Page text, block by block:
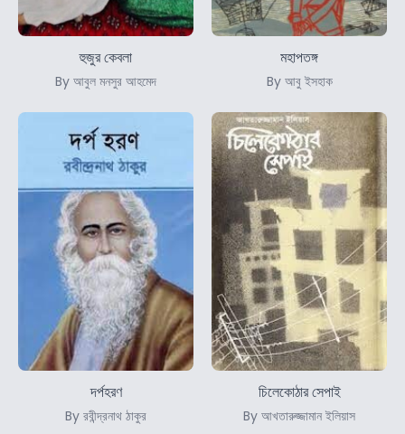
হুজুর কেবলা
By আবুল মনসুর আহমেদ
মহাপতঙ্গ
By আবু ইসহাক
দর্পহরণ
By রবীন্দ্রনাথ ঠাকুর
চিলেকোঠার সেপাই
By আখতারুজ্জামান ইলিয়াস